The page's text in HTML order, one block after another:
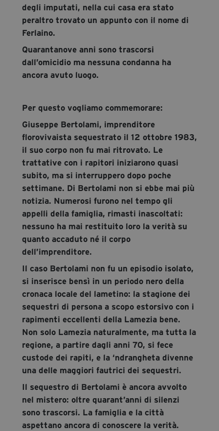
degli imputati, nella cui casa era stato
peraltro trovato un appunto con il nome di
Ferlaino.
Quarantanove anni sono trascorsi
dall’omicidio ma nessuna condanna ha
ancora avuto luogo.
Per questo vogliamo commemorare:
Giuseppe Bertolami, imprenditore
florovivaista sequestrato il 12 ottobre 1983,
il suo corpo non fu mai ritrovato. Le
trattative con i rapitori iniziarono quasi
subito, ma si interruppero dopo poche
settimane. Di Bertolami non si ebbe mai più
notizia. Numerosi furono nel tempo gli
appelli della famiglia, rimasti inascoltati:
nessuno ha mai restituito loro la verità su
quanto accaduto né il corpo
dell’imprenditore.
Il caso Bertolami non fu un episodio isolato,
si inserisce bensì in un periodo nero della
cronaca locale del lametino: la stagione dei
sequestri di persona a scopo estorsivo con i
rapimenti eccellenti della Lamezia bene.
Non solo Lamezia naturalmente, ma tutta la
regione, a partire dagli anni 70, si fece
custode dei rapiti, e la ‘ndrangheta divenne
una delle maggiori fautrici dei sequestri.
Il sequestro di Bertolami è ancora avvolto
nel mistero: oltre quarant’anni di silenzi
sono trascorsi. La famiglia e la città
aspettano ancora di conoscere la verità.